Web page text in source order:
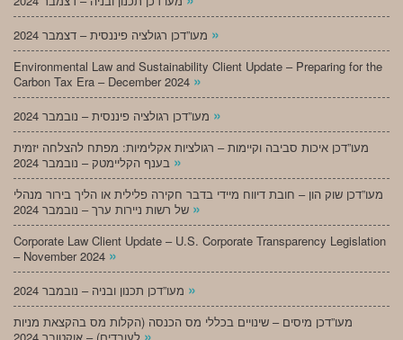
»
Environmental Law and Sustainability Client Update – Preparing for the
Carbon Tax Era – December 2024 »
»
מעו”דכן איכות סביבה וקיימות – רגולציות אקלימיות: מפתח להצלחה יזמית
»
מעו”דכן שוק הון – חובת דיווח מיידי בדבר חקירה פלילית או הליך בירור מנהלי
»
Corporate Law Client Update – U.S. Corporate Transparency Legislation
– November 2024 »
»
מעו”דכן מיסים – שינויים בכללי מס הכנסה (הקלות מס בהקצאת מניות